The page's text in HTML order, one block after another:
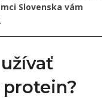
Slovenska vám